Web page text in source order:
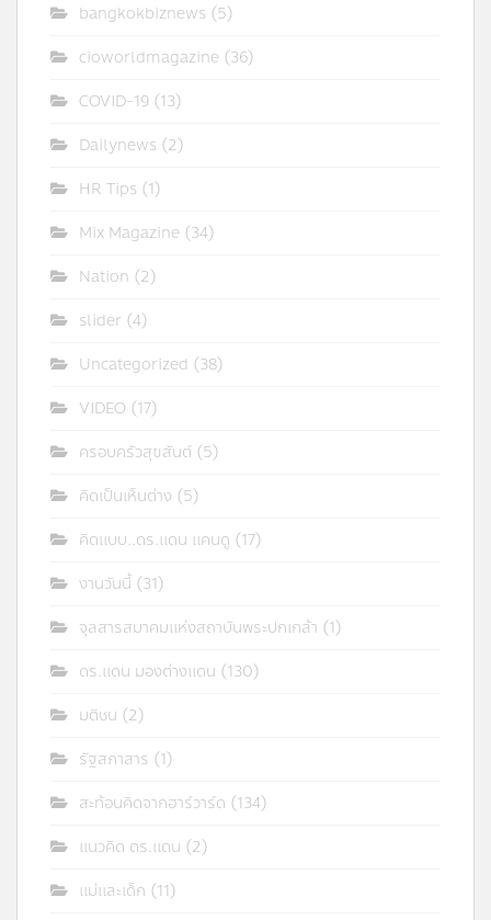
bangkokbiznews (5)
cioworldmagazine (36)
COVID-19 (13)
Dailynews (2)
HR Tips (1)
Mix Magazine (34)
Nation (2)
slider (4)
Uncategorized (38)
VIDEO (17)
ครอบครัวสุขสันต์ (5)
คิดเป็นเห็นต่าง (5)
คิดแบบ..ดร.แดน แคนดู (17)
งานวันนี้ (31)
จุลสารสมาคมแห่งสถาบันพระปกเกล้า (1)
ดร.แดน มองต่างแดน (130)
มติชน (2)
รัฐสภาสาร (1)
สะท้อนคิดจากฮาร์วาร์ด (134)
แนวคิด ดร.แดน (2)
แม่และเด็ก (11)